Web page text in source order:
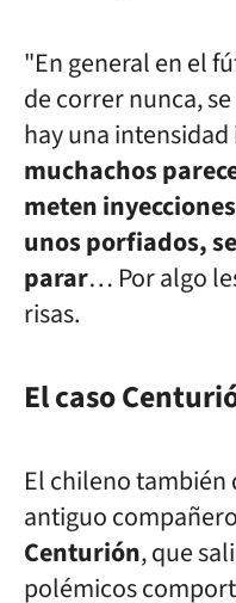
"En general en el
de correr nunca,
hay una
muchachos
meten
unos porfiados,
parar… Por algo
risas.
El caso
El chileno también
antiguo
Centurión, que
polémicos